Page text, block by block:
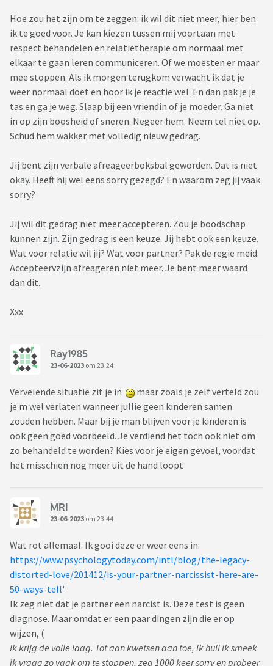
Hoe zou het zijn om te zeggen: ik wil dit niet meer, hier ben
ik te goed voor. Je kan kiezen tussen mij voortaan met
respect behandelen en relatietherapie om normaal met
elkaar te gaan leren communiceren. Of we moesten er maar
mee stoppen. Als ik morgen terugkom verwacht ik dat je
weer normaal doet en hoor ik je reactie wel. En dan pak je je
tas en ga je weg. Slaap bij een vriendin of je moeder. Ga niet
in op zijn boosheid of sneren. Negeer hem. Neem tel niet op.
Schud hem wakker met volledig nieuw gedrag.
Jij bent zijn verbale afreageerboksbal geworden. Dat is niet
okay. Heeft hij wel eens sorry gezegd? En waarom zeg jij vaak
sorry?
Jij wil dit gedrag niet meer accepteren. Zou je boodschap
kunnen zijn. Zijn gedrag is een keuze. Jij hebt ook een keuze.
Wat voor relatie wil jij? Wat voor partner? Pak de regie meid.
Accepteervzijn afreageren niet meer. Je bent meer waard
dan dit.
Xxx
Ray1985
23-06-2023 om 23:24
Vervelende situatie zit je in
maar zoals je zelf verteld zou
je m wel verlaten wanneer jullie geen kinderen samen
zouden hebben. Maar bij je man blijven voor je kinderen is
ook geen goed voorbeeld. Je verdiend het toch ook niet om
zo behandeld te worden? Kies voor je eigen gevoel, voordat
het misschien nog meer uit de hand loopt
MRI
23-06-2023 om 23:44
Wat rot allemaal. Ik gooi deze er weer eens in:
https://www.psychologytoday.com/intl/blog/the-legacy-
distorted-love/201412/is-your-partner-narcissist-here-are-
50-ways-tell'
Ik zeg niet dat je partner een narcist is. Deze test is geen
diagnose. Maar omdat er een paar dingen zijn die er op
wijzen, (
Ik krijg de volle laag. Tot aan kwetsen aan toe, ik huil ik smeek
ik vraag zo vaak om te stoppen, zeg 1000 keer sorry en probeer